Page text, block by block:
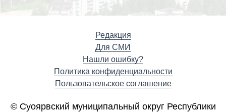
Редакция
Для СМИ
Нашли ошибку?
Политика конфиденциальности
Пользовательское соглашение
© Суоярвский муниципальный округ Республики